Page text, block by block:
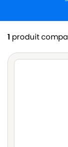
1 produit